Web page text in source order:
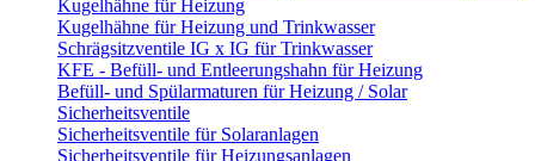
Kugelhähne für Heizung
Kugelhähne für Heizung und Trinkwasser
Schrägsitzventile IG x IG für Trinkwasser
KFE - Befüll- und Entleerungshahn für Heizung
Befüll- und Spülarmaturen für Heizung / Solar
Sicherheitsventile
Sicherheitsventile für Solaranlagen
Sicherheitsventile für Heizungsanlagen